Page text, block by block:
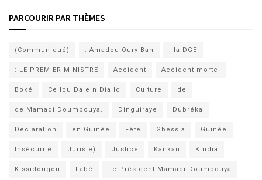
PARCOURIR PAR THÈMES
(Communiqué) : Amadou Oury Bah : la DGE
: LE PREMIER MINISTRE Accident Accident mortel
Boké Cellou Dalein Diallo Culture de
de Mamadi Doumbouya. Dinguiraye Dubréka
Déclaration en Guinée Fête Gbessia Guinée
Insécurité Juriste) Justice Kankan Kindia
Kissidougou Labé Le Président Mamadi Doumbouya